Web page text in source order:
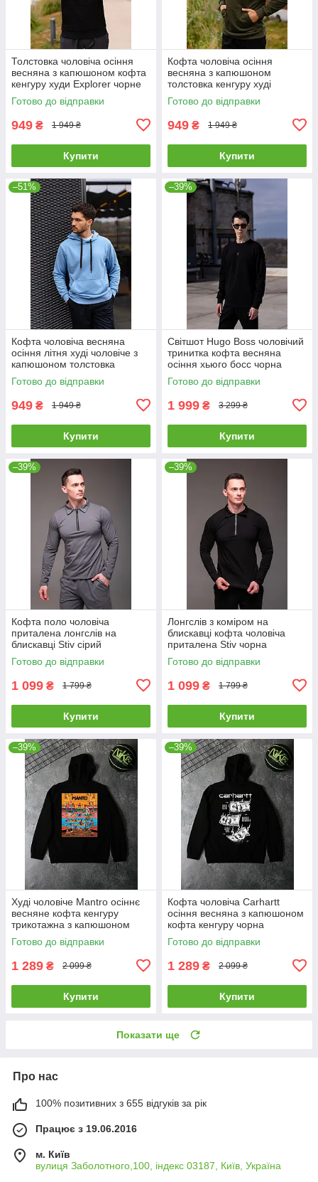
Толстовка чоловіча осіння
весняна з капюшоном кофта
кенгуру худи Explorer чорне
Готово до відправки
949 ₴ 1 949 ₴
Купити
Кофта чоловіча осіння
весняна з капюшоном
толстовка кенгуру худі
чоловіче Explorer хакі
Готово до відправки
949 ₴ 1 949 ₴
Купити
–51%
Кофта чоловіча весняна
осіння літня худі чоловіче з
капюшоном толстовка
Explorer блакитна
Готово до відправки
949 ₴ 1 949 ₴
Купити
–39%
Світшот Hugo Boss чоловічий
тринитка кофта весняна
осіння хьюго босс чорна
Готово до відправки
1 999 ₴ 3 299 ₴
Купити
–39%
Кофта поло чоловіча
приталена лонгслів на
блискавці Stiv сірий
Готово до відправки
1 099 ₴ 1 799 ₴
Купити
–39%
Лонгслів з коміром на
блискавці кофта чоловіча
приталена Stiv чорна
Готово до відправки
1 099 ₴ 1 799 ₴
Купити
–39%
Худі чоловіче Mantro осіннє
весняне кофта кенгуру
трикотажна з капюшоном
чорна
Готово до відправки
1 289 ₴ 2 099 ₴
Купити
–39%
Кофта чоловіча Carhartt
осіння весняна з капюшоном
кофта кенгуру чорна
Готово до відправки
1 289 ₴ 2 099 ₴
Купити
Показати ще
Про нас
100% позитивних з 655 відгуків за рік
Працює з 19.06.2016
м. Київ
вулиця Заболотного,100, індекс 03187, Київ, Україна